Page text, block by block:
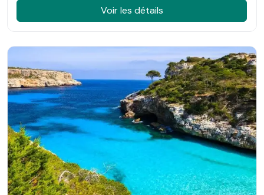
Voir les détails